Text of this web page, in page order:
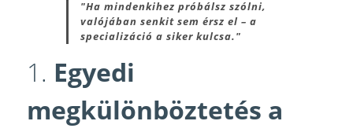
"Ha mindenkihez próbálsz szólni,
valójában senkit sem érsz el – a
specializáció a siker kulcsa."
1. Egyedi
megkülönböztetés a